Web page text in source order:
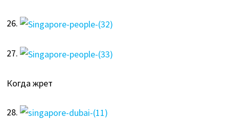
26.
27.
Когда жрет
28.